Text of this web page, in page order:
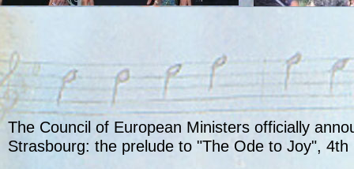
The Council of European Ministers officially
Strasbourg: the prelude to "The Ode to Joy",